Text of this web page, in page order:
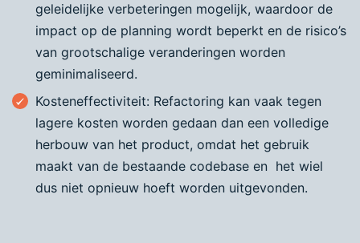
geleidelijke verbeteringen mogelijk, waardoor de
impact op de planning wordt beperkt en de risico’s
van grootschalige veranderingen worden
geminimaliseerd.
Kosteneffectiviteit: Refactoring kan vaak tegen
lagere kosten worden gedaan dan een volledige
herbouw van het product, omdat het gebruik
maakt van de bestaande codebase en het wiel
dus niet opnieuw hoeft worden uitgevonden.